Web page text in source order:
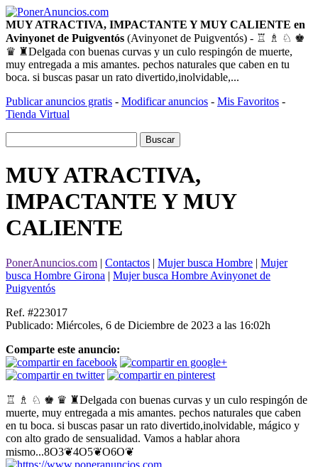
MUY ATRACTIVA, IMPACTANTE Y MUY CALIENTE en
Avinyonet de Puigventós (Avinyonet de Puigventós) - ♖ ♗ ♘ ♚
♛ ♜Delgada con buenas curvas y un culo respingón de muerte,
muy entregada a mis amantes. pechos naturales que caben en tu
boca. si buscas pasar un rato divertido,inolvidable,...
Publicar anuncios gratis - Modificar anuncios - Mis Favoritos -
Tienda Virtual
MUY ATRACTIVA,
IMPACTANTE Y MUY
CALIENTE
PonerAnuncios.com | Contactos | Mujer busca Hombre | Mujer
busca Hombre Girona | Mujer busca Hombre Avinyonet de
Puigventós
Ref. #223017
Publicado: Miércoles, 6 de Diciembre de 2023 a las 16:02h
Comparte este anuncio:
♖ ♗ ♘ ♚ ♛ ♜Delgada con buenas curvas y un culo respingón de
muerte, muy entregada a mis amantes. pechos naturales que caben
en tu boca. si buscas pasar un rato divertido,inolvidable, mágico y
con alto grado de sensualidad. Vamos a hablar ahora
mismo...8O3❦4O5❦O6O❦